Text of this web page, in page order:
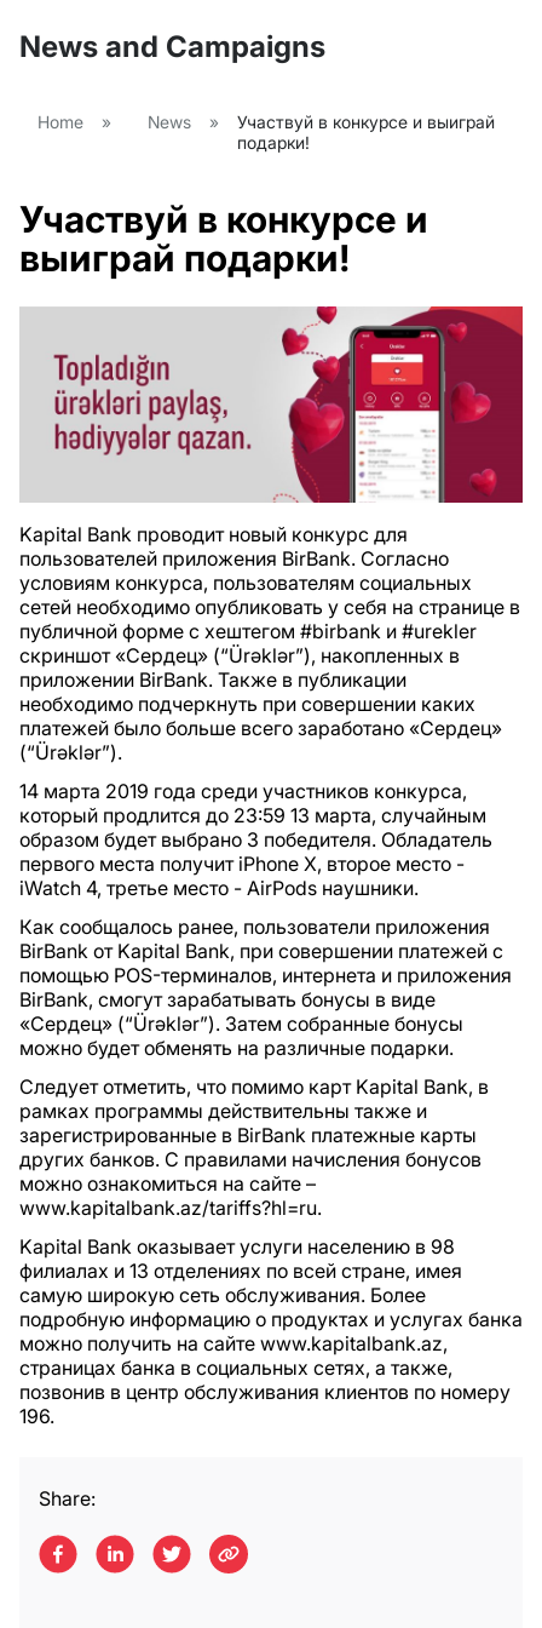
News and Campaigns
Home » News »
Участвуй в конкурсе и выиграй
подарки!
Участвуй в конкурсе и
выиграй подарки!
Kapital Bank проводит новый конкурс для
пользователей приложения BirBank. Согласно
условиям конкурса, пользователям социальных
сетей необходимо опубликовать у себя на странице в
публичной форме с хештегом #birbank и #urekler
скриншот «Сердец» (“Ürəklər”), накопленных в
приложении BirBank. Также в публикации
необходимо подчеркнуть при совершении каких
платежей было больше всего заработано «Сердец»
(“Ürəklər”).
14 марта 2019 года среди участников конкурса,
который продлится до 23:59 13 марта, случайным
образом будет выбрано 3 победителя. Обладатель
первого места получит iPhone X, второе место -
iWatch 4, третье место - AirPods наушники.
Как сообщалось ранее, пользователи приложения
BirBank от Kapital Bank, при совершении платежей с
помощью POS-терминалов, интернета и приложения
BirBank, смогут зарабатывать бонусы в виде
«Сердец» (“Ürəklər”). Затем собранные бонусы
можно будет обменять на различные подарки.
Следует отметить, что помимо карт Kapital Bank, в
рамках программы действительны также и
зарегистрированные в BirBank платежные карты
других банков. С правилами начисления бонусов
можно ознакомиться на сайте –
www.kapitalbank.az/tariffs?hl=ru.
Kapital Bank оказывает услуги населению в 98
филиалах и 13 отделениях по всей стране, имея
самую широкую сеть обслуживания. Более
подробную информацию о продуктах и услугах банка
можно получить на сайте www.kapitalbank.az,
страницах банка в социальных сетях, а также,
позвонив в центр обслуживания клиентов по номеру
196.
Share: